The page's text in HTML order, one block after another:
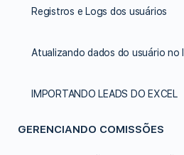
Registros e Logs dos usuários
IMPORTANDO LEADS DO EXCEL
GERENCIANDO COMISSÕES